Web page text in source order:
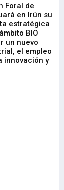
Foral de
en Irún su
estratégica
BIO
un nuevo
el empleo
innovación y